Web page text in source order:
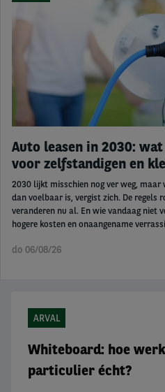
Auto leasen in 2030:
voor zelfstandigen en
2030 lijkt misschien nog ver weg,
dan voelbaar is, vergist zich. De regels
veranderen nu al. En wie vandaag
hogere kosten en onaangename
do 06/08/26
ARVAL
Whiteboard: hoe
particulier écht?